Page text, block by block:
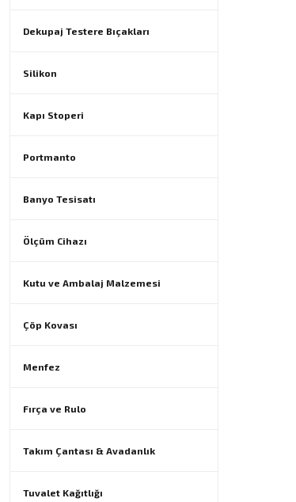
Dekupaj Testere Bıçakları
Silikon
Kapı Stoperi
Portmanto
Banyo Tesisatı
Ölçüm Cihazı
Kutu ve Ambalaj Malzemesi
Çöp Kovası
Menfez
Fırça ve Rulo
Takım Çantası & Avadanlık
Tuvalet Kağıtlığı